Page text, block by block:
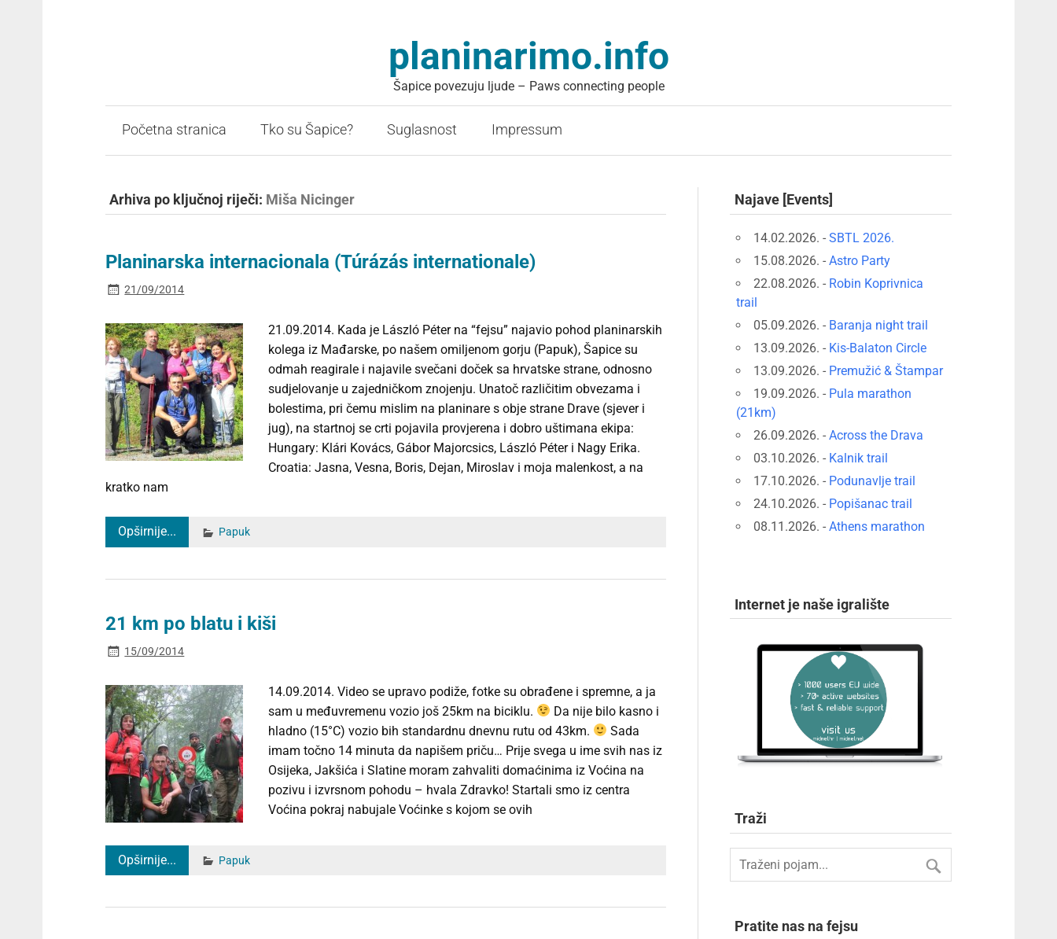
planinarimo.info
Šapice povezuju ljude – Paws connecting people
Početna stranica Tko su Šapice? Suglasnost Impressum
Arhiva po ključnoj riječi: Miša Nicinger
Planinarska internacionala (Túrázás internationale)
21/09/2014
21.09.2014. Kada je László Péter na “fejsu” najavio pohod planinarskih
kolega iz Mađarske, po našem omiljenom gorju (Papuk), Šapice su
odmah reagirale i najavile svečani doček sa hrvatske strane, odnosno
sudjelovanje u zajedničkom znojenju. Unatoč različitim obvezama i
bolestima, pri čemu mislim na planinare s obje strane Drave (sjever i
jug), na startnoj se crti pojavila provjerena i dobro uštimana ekipa:
Hungary: Klári Kovács, Gábor Majorcsics, László Péter i Nagy Erika.
Croatia: Jasna, Vesna, Boris, Dejan, Miroslav i moja malenkost, a na
kratko nam
Opširnije... Papuk
21 km po blatu i kiši
15/09/2014
14.09.2014. Video se upravo podiže, fotke su obrađene i spremne, a ja
sam u međuvremenu vozio još 25km na biciklu.
Da nije bilo kasno i
hladno (15°C) vozio bih standardnu dnevnu rutu od 43km.
Sada
imam točno 14 minuta da napišem priču… Prije svega u ime svih nas iz
Osijeka, Jakšića i Slatine moram zahvaliti domaćinima iz Voćina na
pozivu i izvrsnom pohodu – hvala Zdravko! Startali smo iz centra
Voćina pokraj nabujale Voćinke s kojom se ovih
Opširnije... Papuk
Najave [Events]
14.02.2026. -SBTL 2026.
15.08.2026. -Astro Party
22.08.2026. - Robin Koprivnica
trail
05.09.2026. - Baranja night trail
13.09.2026. - Kis-Balaton Circle
13.09.2026. - Premužić & Štampar
19.09.2026. - Pula marathon
(21km)
26.09.2026. -Across the Drava
03.10.2026. - Kalnik trail
17.10.2026. - Podunavlje trail
24.10.2026. - Popišanac trail
08.11.2026. -Athens marathon
Internet je naše igralište
Traži
Pratite nas na fejsu